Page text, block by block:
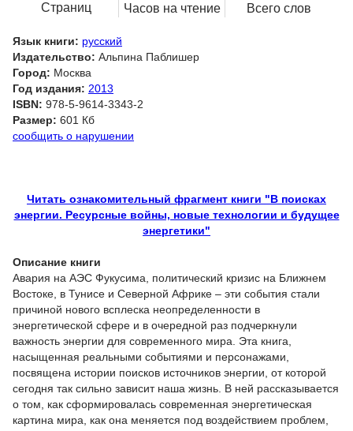
Страниц
Часов на чтение Всего слов
Язык книги: русский
Издательство: Альпина Паблишер
Город: Москва
Год издания: 2013
ISBN: 978-5-9614-3343-2
Размер: 601 Кб
сообщить о нарушении
Читать ознакомительный фрагмент книги "В поисках
энергии. Ресурсные войны, новые технологии и будущее
энергетики"
Описание книги
Авария на АЭС Фукусима, политический кризис на Ближнем
Востоке, в Тунисе и Северной Африке – эти события стали
причиной нового всплеска неопределенности в
энергетической сфере и в очередной раз подчеркнули
важность энергии для современного мира. Эта книга,
насыщенная реальными событиями и персонажами,
посвящена истории поисков источников энергии, от которой
сегодня так сильно зависит наша жизнь. В ней рассказывается
о том, как сформировалась современная энергетическая
картина мира, как она меняется под воздействием проблем,